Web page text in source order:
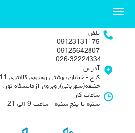
تلفن
09123131175
09125642807
آدرس
حنیفه(شهربانی)روبروی آزمایشگاه
ساعات کار
شنبه تا پنج شنبه - ساعت 9 الی 21